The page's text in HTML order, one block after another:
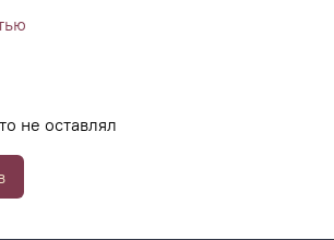
живых слоев эпидермиса,
лица четкость, омолаживает его,
не оставлял